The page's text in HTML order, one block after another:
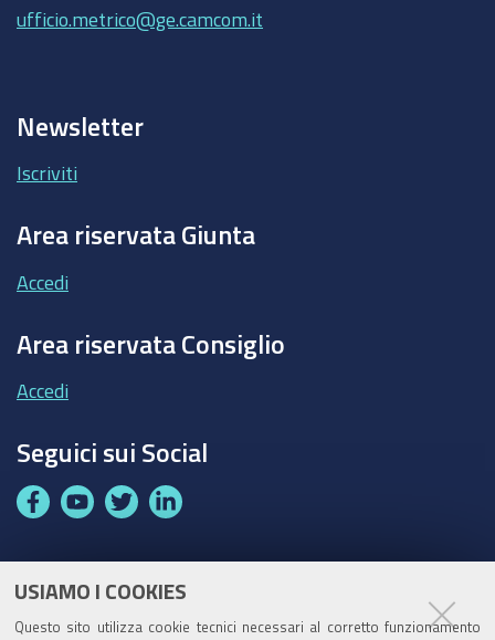
USIAMO I COOKIES
Questo sito utilizza cookie tecnici necessari al corretto funzionamento
ufficio.metrico@ge.camcom.it
Newsletter
Iscriviti
Area riservata Giunta
Accedi
Area riservata Consiglio
Accedi
Seguici sui Social
F
c
e
Y
u
t
T
i
t
L
n
k